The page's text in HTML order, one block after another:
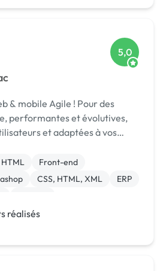
5,0
& mobile Agile ! Pour des
performantes et évolutives,
et adaptées à vos
Front-end
CSS, HTML, XML
ERP
réalisés